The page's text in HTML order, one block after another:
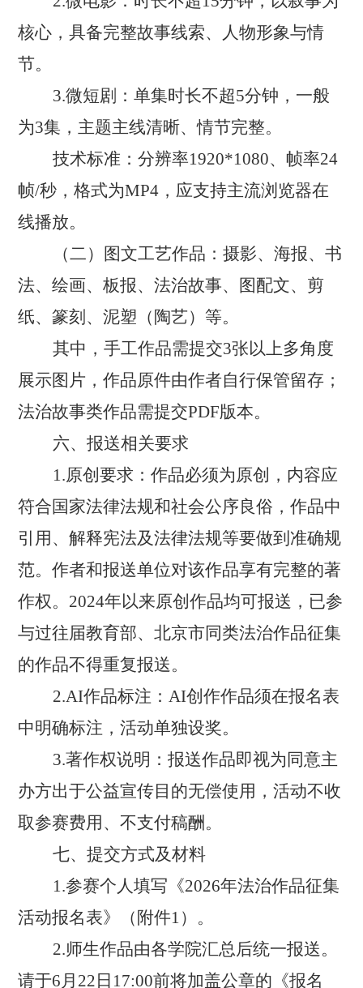
核心，具备完整故事线索、人物形象与情
节。
3.微短剧：单集时长不超5分钟，一般
为3集，主题主线清晰、情节完整。
技术标准：分辨率1920*1080、帧率24
帧/秒，格式为MP4，应支持主流浏览器在
线播放。
（二）图文工艺作品：摄影、海报、书
法、绘画、板报、法治故事、图配文、剪
纸、篆刻、泥塑（陶艺）等。
其中，手工作品需提交3张以上多角度
展示图片，作品原件由作者自行保管留存；
法治故事类作品需提交PDF版本。
六、报送相关要求
1.原创要求：作品必须为原创，内容应
符合国家法律法规和社会公序良俗，作品中
引用、解释宪法及法律法规等要做到准确规
范。作者和报送单位对该作品享有完整的著
作权。2024年以来原创作品均可报送，已参
与过往届教育部、北京市同类法治作品征集
的作品不得重复报送。
2.AI作品标注：AI创作作品须在报名表
中明确标注，活动单独设奖。
3.著作权说明：报送作品即视为同意主
办方出于公益宣传目的无偿使用，活动不收
取参赛费用、不支付稿酬。
七、提交方式及材料
1.参赛个人填写《2026年法治作品征集
活动报名表》（附件1）。
2.师生作品由各学院汇总后统一报送。
请于6月22日17:00前将加盖公章的《报名